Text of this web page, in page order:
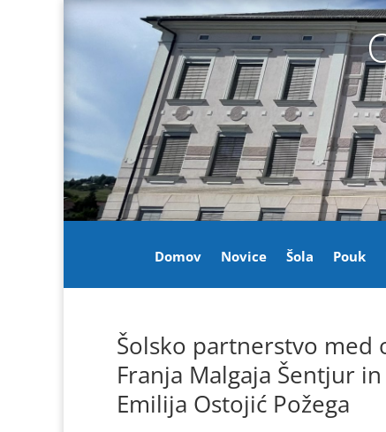
Domov Novice Šola Pouk
Šolsko partnerstvo med
Franja Malgaja Šentjur
Emilija Ostojić Požega